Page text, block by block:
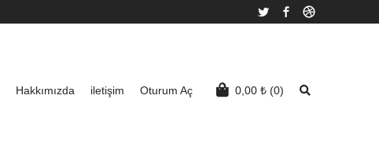
Twitter Facebook
0,00 ₺ (0)
Hakkımızda iletişim Oturum Aç